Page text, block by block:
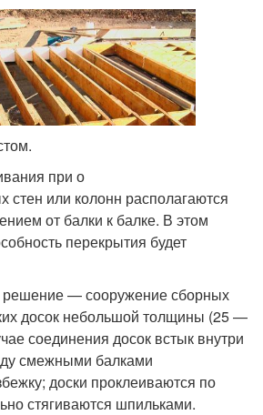
при о
стен или колонн располагаются
от балки к балке. В этом
перекрытия будет
— сооружение сборных
досок небольшой толщины (25 —
соединения досок встык внутри
смежными балками
доски проклеиваются по
стягиваются шпильками.